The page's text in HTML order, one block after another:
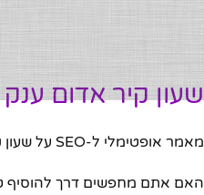
שעון קיר אדום
מאמר אופטימלי ל-SEO על שעון קיר אדום ענק עם שלט – גלה את התכונות, היתרונות, ולמה כדאי לרכוש אותו היום.
האם אתם מחפשים דרך להוסיף